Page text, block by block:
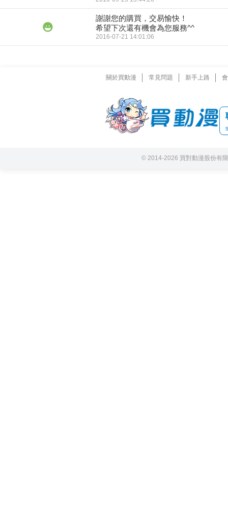
謝謝您的購買，交易愉快！
希望下次還有機會為您服務^^
2016-07-21 14:01:06
關於買動漫 常見問題 新手上路
© 2014-2026 買對動漫股份有